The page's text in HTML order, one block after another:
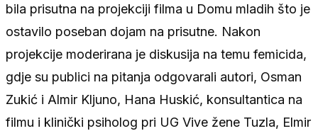
bila prisutna na projekciji filma u Domu mladih što je
ostavilo poseban dojam na prisutne. Nakon
projekcije moderirana je diskusija na temu femicida,
gdje su publici na pitanja odgovarali autori, Osman
Zukić i Almir Kljuno, Hana Huskić, konsultantica na
filmu i klinički psiholog pri UG Vive žene Tuzla, Elmir